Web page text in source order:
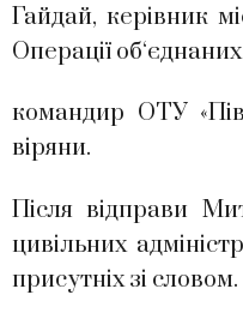
Гайдай, керівник
Операції
командир ОТУ
віряни.
Після відправи
цивільних
присутніх зі словом.